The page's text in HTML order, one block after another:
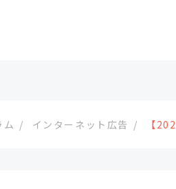
ム インターネット広告 【